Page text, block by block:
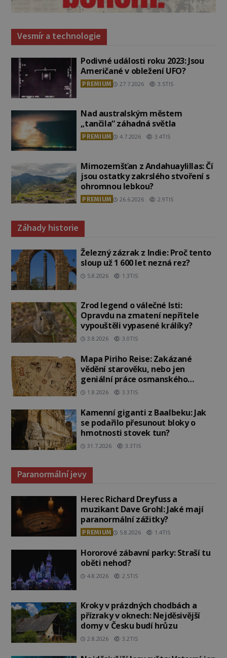
Vesmír a technologie
Podivné události roku 2023: Jsou
Američané v obležení UFO?
PREMIUM 27.7.2026 3.5TIS
Nad australským městem
„tančila“ záhadná světla
PREMIUM 4.7.2026 3.4TIS
Mimozemšťan z Andahuaylillas: Čí
jsou ostatky zakrslého stvoření s
ohromnou lebkou?
PREMIUM 26.6.2026 2.9TIS
Záhady historie
Železný zázrak z Indie: Proč tento
sloup už 1 600 let nezná rez?
5.8.2026 1.3TIS
Zrod legend o válečné lsti:
Opravdu na zmatení nepřítele
vypouštěli vypasené králíky?
3.8.2026 3.0TIS
Mapa Piriho Reise: Zakázané
vědění starověku, nebo jen
geniální práce osmanského
admirála?
1.8.2026 3.3TIS
Kamenní giganti z Baalbeku: Jak
se podařilo přesunout bloky o
hmotnosti stovek tun?
31.7.2026 3.3TIS
Paranormální jevy
Herec Richard Dreyfuss a
muzikant Dave Grohl: Jaké mají
paranormální zážitky?
PREMIUM 5.8.2026 1.4TIS
Hororové zábavní parky: Straší tu
oběti nehod?
4.8.2026 2.5TIS
Kroky v prázdných chodbách a
přízraky v oknech: Nejděsivější
domy v Česku budí hrůzu
2.8.2026 3.2TIS